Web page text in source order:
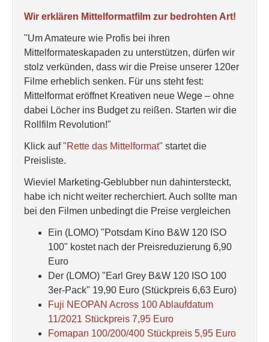
Wir erklären Mittelformatfilm zur bedrohten Art!
"Um Amateure wie Profis bei ihren
Mittelformateskapaden zu unterstützen, dürfen wir
stolz verkünden, dass wir die Preise unserer 120er
Filme erheblich senken. Für uns steht fest:
Mittelformat eröffnet Kreativen neue Wege – ohne
dabei Löcher ins Budget zu reißen. Starten wir die
Rollfilm Revolution!"
Klick auf"Rette das Mittelformat" startet die
Preisliste.
Wieviel Marketing-Geblubber nun dahintersteckt,
habe ich nicht weiter recherchiert. Auch sollte man
bei den Filmen unbedingt die Preise vergleichen
Ein (LOMO) "Potsdam Kino B&W 120 ISO
100" kostet nach der Preisreduzierung 6,90
Euro
Der (LOMO) "Earl Grey B&W 120 ISO 100
3er-Pack" 19,90 Euro (Stückpreis 6,63 Euro)
Fuji NEOPAN Across 100 Ablaufdatum
11/2021 Stückpreis 7,95 Euro
Fomapan 100/200/400 Stückpreis 5,95 Euro